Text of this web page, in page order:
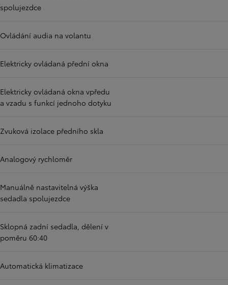
spolujezdce
Ovládání audia na volantu
Elektricky ovládaná přední okna
Elektricky ovládaná okna vpředu
a vzadu s funkcí jednoho dotyku
Zvuková izolace předního skla
Analogový rychloměr
Manuálně nastavitelná výška
sedadla spolujezdce
Sklopná zadní sedadla, dělení v
poměru 60:40
Automatická klimatizace